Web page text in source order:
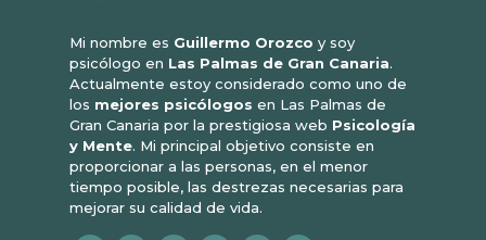
Mi nombre es Guillermo Orozco y soy
psicólogo en Las Palmas de Gran Canaria.
Actualmente estoy considerado como uno de
los mejores psicólogos en Las Palmas de
Gran Canaria por la prestigiosa web Psicología
y Mente. Mi principal objetivo consiste en
proporcionar a las personas, en el menor
tiempo posible, las destrezas necesarias para
mejorar su calidad de vida.